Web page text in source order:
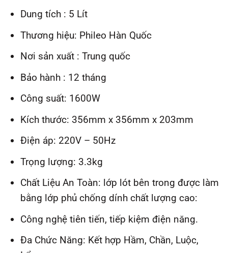
Dung tích : 5 Lít
Thương hiệu: Phileo Hàn Quốc
Nơi sản xuất : Trung quốc
Bảo hành : 12 tháng
Công suất: 1600W
Kích thước: 356mm x 356mm x 203mm
Điện áp: 220V – 50Hz
Trọng lượng: 3.3kg
Chất Liệu An Toàn: lớp lót bên trong được làm
bằng lớp phủ chống dính chất lượng cao:
Công nghệ tiên tiến, tiếp kiệm điện năng.
Đa Chức Năng: Kết hợp Hầm, Chần, Luộc,